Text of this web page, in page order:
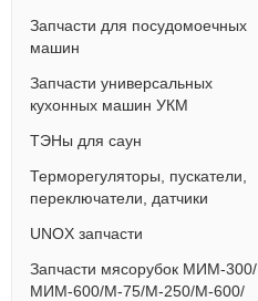
Запчасти для посудомоечных
машин
Запчасти универсальных
кухонных машин УКМ
ТЭНы для саун
Терморегуляторы, пускатели,
переключатели, датчики
UNOX запчасти
Запчасти мясорубок МИМ-300/
МИМ-600/М-75/М-250/М-600/